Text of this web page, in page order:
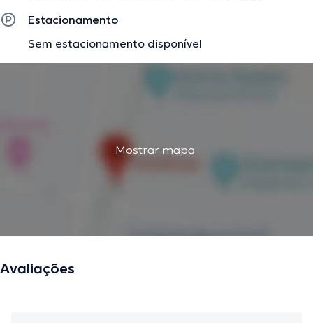
Estacionamento
Sem estacionamento disponível
Mostrar mapa
Avaliações